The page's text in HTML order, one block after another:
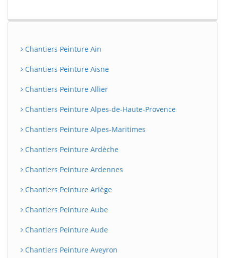
Chantiers Peinture Ain
Chantiers Peinture Aisne
Chantiers Peinture Allier
Chantiers Peinture Alpes-de-Haute-Provence
Chantiers Peinture Alpes-Maritimes
Chantiers Peinture Ardèche
Chantiers Peinture Ardennes
Chantiers Peinture Ariège
Chantiers Peinture Aube
Chantiers Peinture Aude
Chantiers Peinture Aveyron